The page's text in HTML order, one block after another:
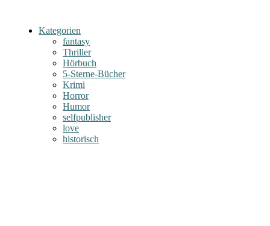
Kategorien
fantasy
Thriller
Hörbuch
5-Sterne-Bücher
Krimi
Horror
Humor
selfpublisher
love
historisch